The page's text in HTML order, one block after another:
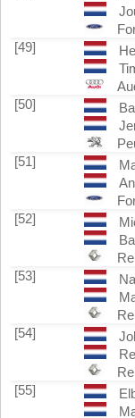
[49]
[50]
[51]
[52]
[53]
[54]
[55]